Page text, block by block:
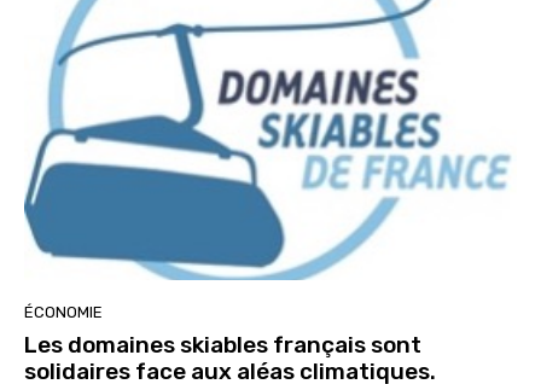
ÉCONOMIE
Les domaines skiables français sont
solidaires face aux aléas climatiques.